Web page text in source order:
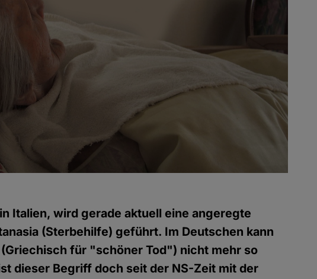
Italien, wird gerade aktuell eine angeregte
(Sterbehilfe) geführt. Im Deutschen kann
für "schöner Tod") nicht mehr so
dieser Begriff doch seit der NS-Zeit mit der